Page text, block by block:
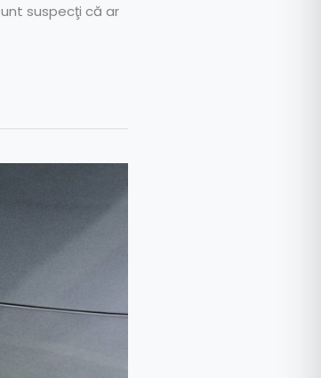
suspecţi că ar